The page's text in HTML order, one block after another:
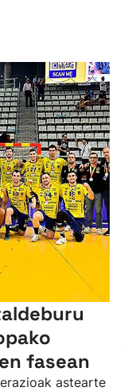
fasean
astearte